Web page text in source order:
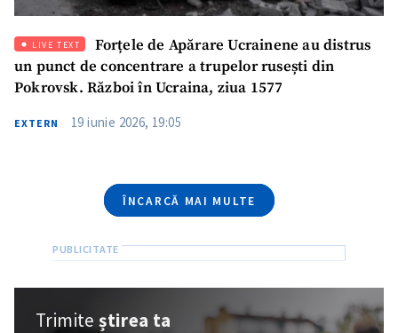
LIVE TEXT
Forțele de Apărare Ucrainene au distrus
un punct de concentrare a trupelor rusești din
Pokrovsk. Război în Ucraina, ziua 1577
EXTERN 19 iunie 2026, 19:05
ÎNCARCĂ MAI MULTE
Trimiteștirea ta
acord cupolitica de
TRIMITE ȘTIREA